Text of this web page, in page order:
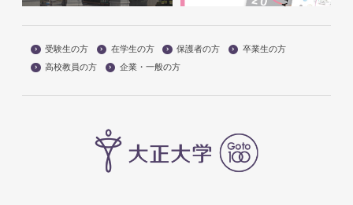
受験生の方 在学生の方 保護者の方
卒業生の方
高校教員の方
企業・一般の方